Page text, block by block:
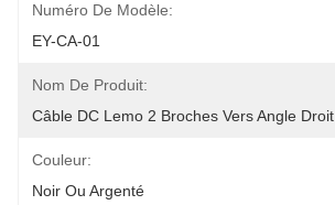
Numéro De Modèle:
EY-CA-01
Nom De Produit:
Câble DC Lemo 2 Broches Vers Angle Droit
Couleur:
Noir Ou Argenté